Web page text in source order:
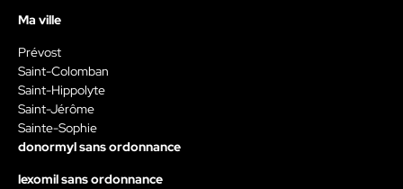
Ma ville
Prévost
Saint-Colomban
Saint-Hippolyte
Saint-Jérôme
Sainte-Sophie
donormyl sans ordonnance
lexomil sans ordonnance